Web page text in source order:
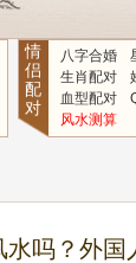
情
侣
配
对
八字合婚
生肖配对
血型配对
风水测算
水吗？外